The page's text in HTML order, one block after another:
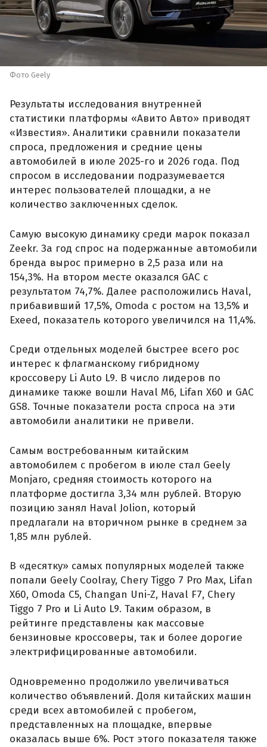
Фото Geely
Результаты исследования внутренней
статистики платформы «Авито Авто» приводят
«Известия». Аналитики сравнили показатели
спроса, предложения и средние цены
автомобилей в июле 2025-го и 2026 года. Под
спросом в исследовании подразумевается
интерес пользователей площадки, а не
количество заключенных сделок.
Самую высокую динамику среди марок показал
Zeekr. За год спрос на подержанные автомобили
бренда вырос примерно в 2,5 раза или на
154,3%. На втором месте оказался GAC с
результатом 74,7%. Далее расположились Haval,
прибавивший 17,5%, Omoda с ростом на 13,5% и
Exeed, показатель которого увеличился на 11,4%.
Среди отдельных моделей быстрее всего рос
интерес к флагманскому гибридному
кроссоверу Li Auto L9. В число лидеров по
динамике также вошли Haval M6, Lifan X60 и GAC
GS8. Точные показатели роста спроса на эти
автомобили аналитики не привели.
Самым востребованным китайским
автомобилем с пробегом в июле стал Geely
Monjaro, средняя стоимость которого на
платформе достигла 3,34 млн рублей. Вторую
позицию занял Haval Jolion, который
предлагали на вторичном рынке в среднем за
1,85 млн рублей.
В «десятку» самых популярных моделей также
попали Geely Coolray, Chery Tiggo 7 Pro Max, Lifan
X60, Omoda C5, Changan Uni-Z, Haval F7, Chery
Tiggo 7 Pro и Li Auto L9. Таким образом, в
рейтинге представлены как массовые
бензиновые кроссоверы, так и более дорогие
электрифицированные автомобили.
Одновременно продолжило увеличиваться
количество объявлений. Доля китайских машин
среди всех автомобилей с пробегом,
представленных на площадке, впервые
оказалась выше 6%. Рост этого показателя также